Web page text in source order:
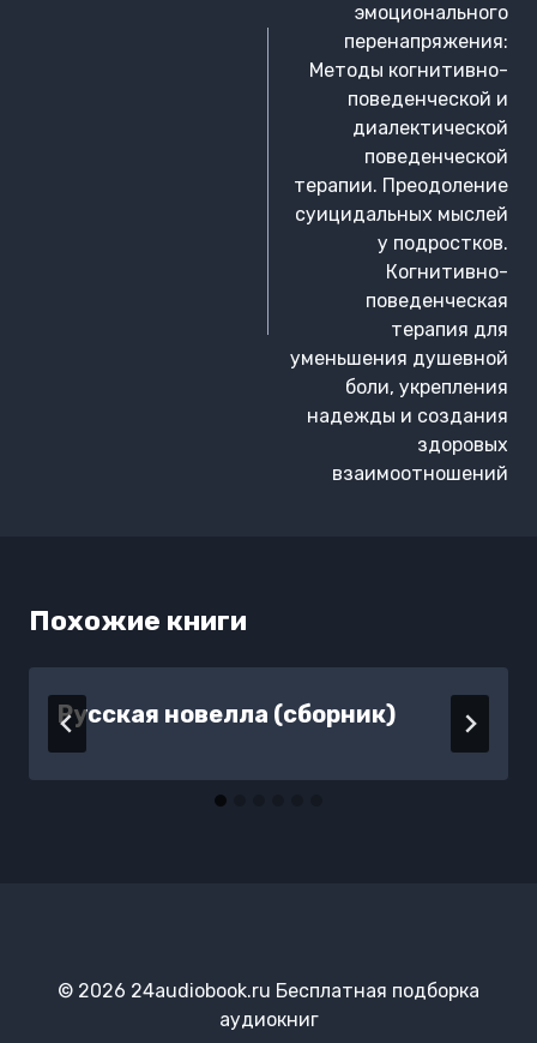
эмоционального
перенапряжения:
Методы когнитивно-
поведенческой и
диалектической
поведенческой
терапии. Преодоление
суицидальных мыслей
у подростков.
Когнитивно-
поведенческая
терапия для
уменьшения душевной
боли, укрепления
надежды и создания
здоровых
взаимоотношений
Похожие книги
Русская новелла (сборник)
© 2026 24audiobook.ru Бесплатная подборка
аудиокниг